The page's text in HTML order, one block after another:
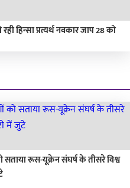
हिन्सा प्रत्यर्थ नवकार जाप 28 को
रूस-यूक्रेन संघर्ष के तीसरे विश्व